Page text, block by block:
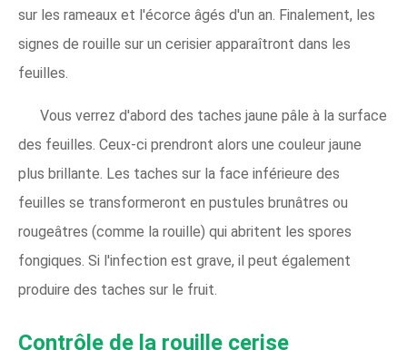
sur les rameaux et l'écorce âgés d'un an. Finalement, les
signes de rouille sur un cerisier apparaîtront dans les
feuilles.
Vous verrez d'abord des taches jaune pâle à la surface
des feuilles. Ceux-ci prendront alors une couleur jaune
plus brillante. Les taches sur la face inférieure des
feuilles se transformeront en pustules brunâtres ou
rougeâtres (comme la rouille) qui abritent les spores
fongiques. Si l'infection est grave, il peut également
produire des taches sur le fruit.
Contrôle de la rouille cerise